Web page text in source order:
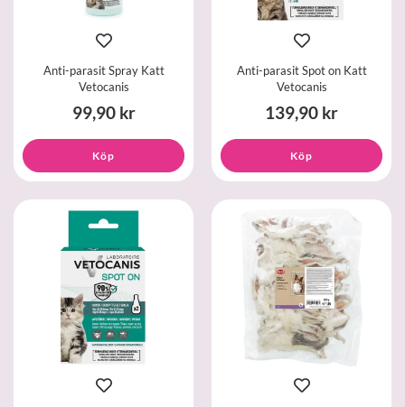
Anti-parasit Spray Katt
Vetocanis
99,90 kr
Köp
Anti-parasit Spot on Katt
Vetocanis
139,90 kr
Köp